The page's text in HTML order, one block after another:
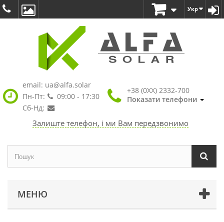
Укр
email: ua@alfa.solar
Пн-Пт:
09:00 - 17:30
Сб-Нд:
+38 (0XX) 2332-700
Показати телефони
Залиште телефон, і ми Вам передзвонимо
МЕНЮ